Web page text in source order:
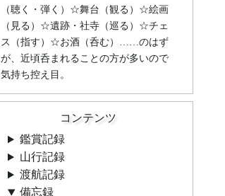
（聴く・弾く）☆舞台（観る）☆絵画
（見る）☆遺跡・社寺（巡る）☆チェ
ス（指す）☆お酒（呑む）……のはず
が、近頃呑まれることの方が多いので
気持ち控え目。
コンテンツ
鑑賞記録
山行記録
渡航記録
備忘録